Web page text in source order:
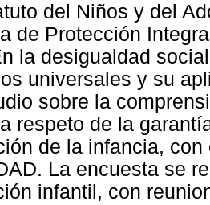
del Niños y del
de Protección
la desigualdad
universales y su
sobre la
respeto de la
de la infancia,
La encuesta se
infantil, con